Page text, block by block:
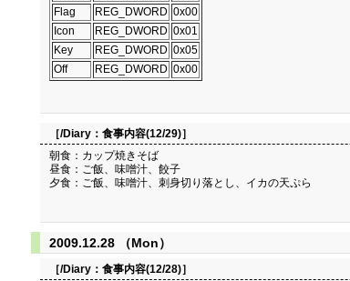
Flag
REG_DWORD 0x00
Icon
REG_DWORD 0x01
Key
REG_DWORD 0x05
Off
REG_DWORD 0x00
［/Diary： 食事内容(12/29)］
朝食：カップ焼きそば
昼食：ご飯、味噌汁、餃子
夕食：ご飯、味噌汁、刺身切り落とし、イカの天ぷら
2009.12.28 （Mon）
［/Diary： 食事内容(12/28)］